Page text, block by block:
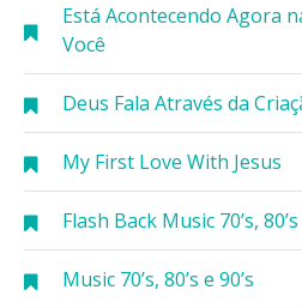
Está Acontecendo Agora
Você
Deus Fala Através da
My First Love With Jesus
Flash Back Music 70’s,
Music 70’s, 80’s e 90’s